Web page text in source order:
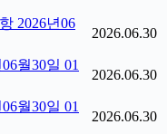
2026년06
2026.06.30
월30일 01
2026.06.30
월30일 01
2026.06.30